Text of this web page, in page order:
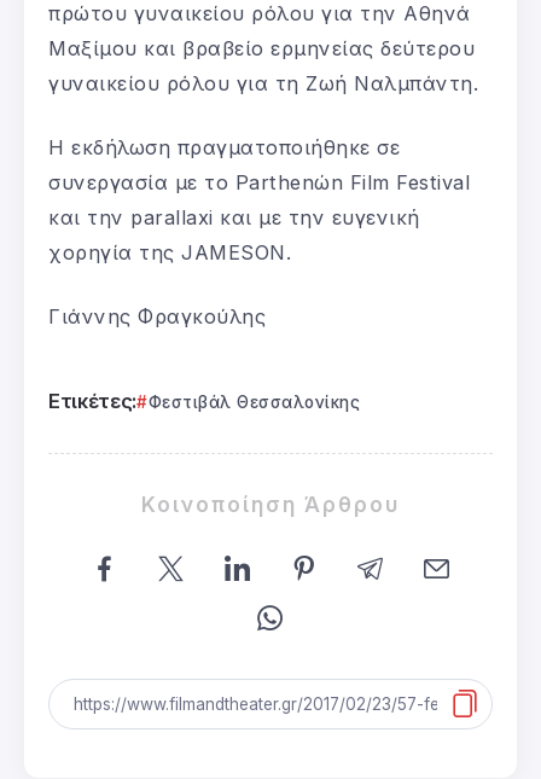
πρώτου γυναικείου ρόλου για την Αθηνά
Μαξίμου και βραβείο ερμηνείας δεύτερου
γυναικείου ρόλου για τη Ζωή Ναλμπάντη.
Η εκδήλωση πραγματοποιήθηκε σε
συνεργασία με το Parthenώn Film Festival
και την parallaxi και με την ευγενική
χορηγία της JAMESON.
Γιάννης Φραγκούλης
Ετικέτες: Φεστιβάλ Θεσσαλονίκης
Κοινοποίηση Άρθρου